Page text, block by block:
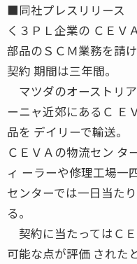
■同社プレスリリース
く３ＰＬ企業の ＣＥＶ
部品のＳＣＭ業務を請け
契約 期間は三年間。
マツダのオーストリ
ーニャ近郊にあるＣ Ｅ
品を デイリーで輸送。
ＣＥＶＡの物流セン タ
ィ ーラーや修理工場一
センターでは一日当た
る。
契約に当たってはＣ
可能な点が評価 された